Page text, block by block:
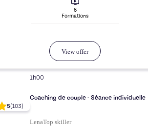
6
Formations
View offer
5(103)
1h00
Coaching de couple - Séance individuelle
LenaTop skiller